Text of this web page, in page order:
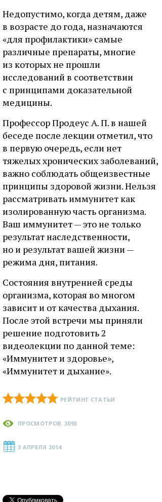
Недопустимо, когда детям, даже
в возрасте до года, назначаются
«для профилактики» самые
различные препараты, многие
из которых не прошли
исследований в соответствии
с принципами доказательной
медицины.
Профессор Продеус А. П. в нашей
беседе после лекции отметил, что
в первую очередь, если нет
тяжелых хронических заболеваний,
важно соблюдать общеизвестные
принципы здоровой жизни. Нельзя
рассматривать иммунитет как
изолированную часть организма.
Ваш иммунитет — это не только
результат наследственности,
но и результат вашей жизни —
режима дня, питания.
Состояния внутренней среды
организма, которая во многом
зависит и от качества дыхания.
После этой встречи мы приняли
решение подготовить 2
видеолекции по данной теме:
«Иммунитет и здоровье»,
«Иммунитет и дыхание».
РЕЙТИНГ СТАТЬИ
ПРОСМОТРОВ: 3093
3 АПРЕЛЯ 2014